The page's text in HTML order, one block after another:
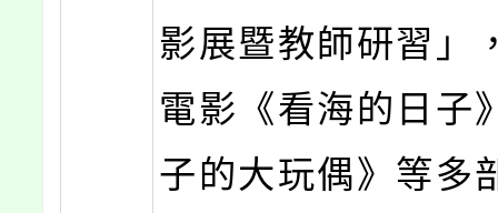
影展暨教師研習」
電影《看海的日子
子的大玩偶》等多